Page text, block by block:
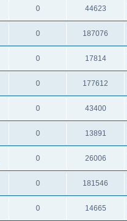
0 44623
0 187076
0 17814
0 177612
0 43400
0 13891
0 26006
0 181546
0 14665